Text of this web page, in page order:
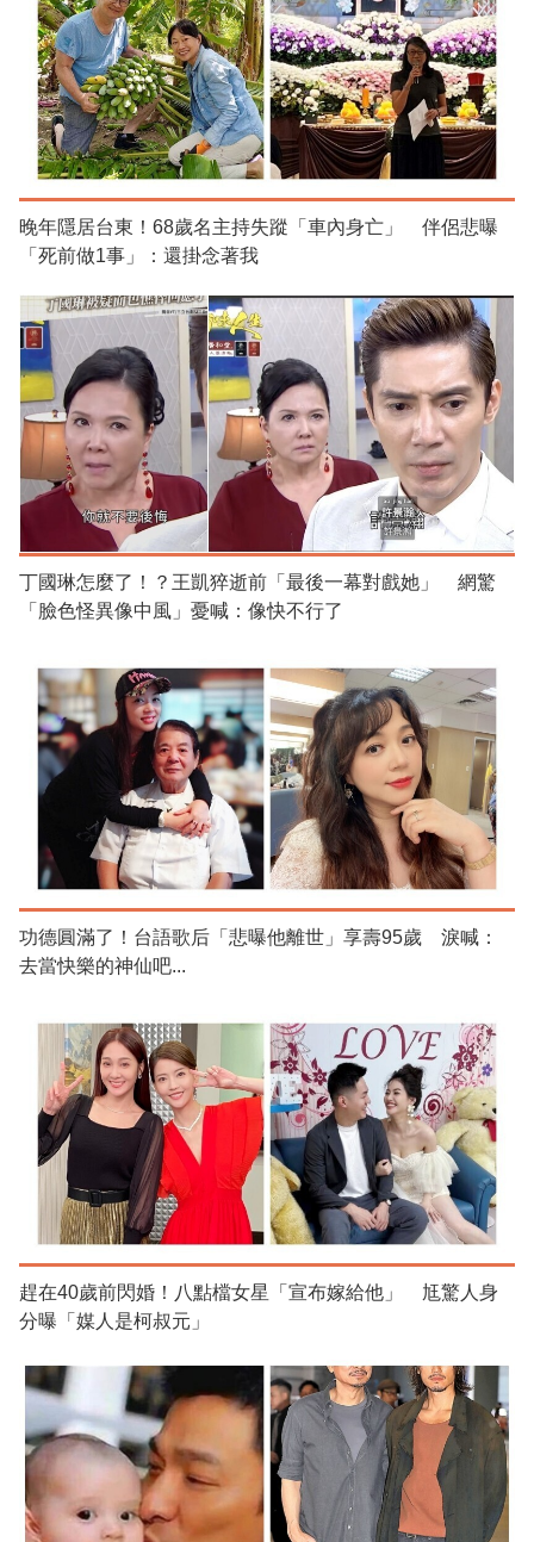
晚年隱居台東！68歲名主持失蹤「車內身亡」 伴侶悲曝
「死前做1事」：還掛念著我
丁國琳怎麼了！？王凱猝逝前「最後一幕對戲她」 網驚
「臉色怪異像中風」憂喊：像快不行了
功德圓滿了！台語歌后「悲曝他離世」享壽95歲 淚喊：
去當快樂的神仙吧...
趕在40歲前閃婚！八點檔女星「宣布嫁給他」 尪驚人身
分曝「媒人是柯叔元」